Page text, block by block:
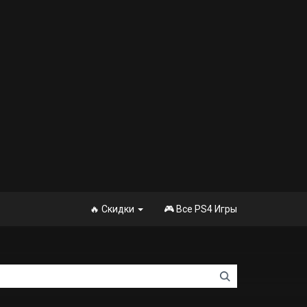
🔥 Скидки 🎮 Все PS4 Игры